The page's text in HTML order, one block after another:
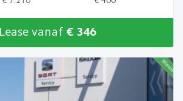
Lease vanaf € 346